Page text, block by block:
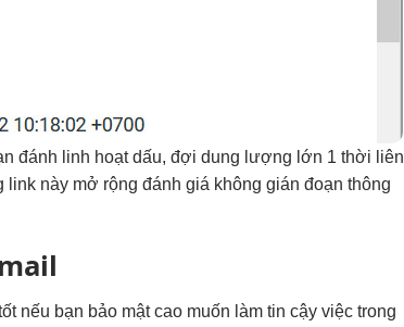
đánh linh hoạtdấu, đợidung lượng lớn 1 thời liên
link này mở rộng đánh giá không gián đoạn thông
nếu bạn bảo mật cao muốn làmtin cậy việc trong